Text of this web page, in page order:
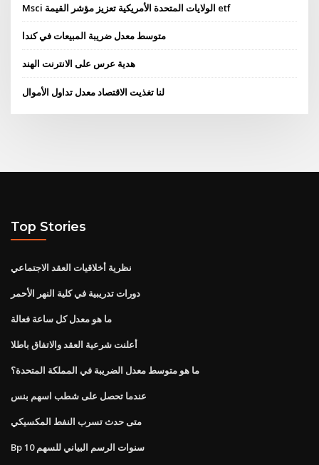
Msci الولايات المتحدة الأمريكية تعزيز مؤشر القيمة etf
متوسط ​​معدل ضريبة المبيعات في كندا
هدية عرس على الانترنت الهند
لنا تغذيت الاقتصاد معدل تداول الأموال
Top Stories
نظرية أخلاقيات العقد الاجتماعي
دورات تدريبية في كلية النهر الأحمر
ما هو معدل كل ساعة فعالة
أعلنت شرعية العقد والاتفاق باطلا
ما هو متوسط ​​معدل الضريبة في المملكة المتحدة؟
عندما تحصل على شطب اسهم بنس
متى حدث تسرب النفط المكسيكي
Bp 10 سنوات الرسم البياني للسهم